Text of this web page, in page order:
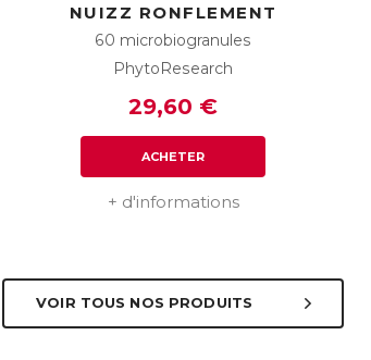
NUIZZ RONFLEMENT
60 microbiogranules
PhytoResearch
29,60 €
ACHETER
+ d'informations
VOIR TOUS NOS PRODUITS